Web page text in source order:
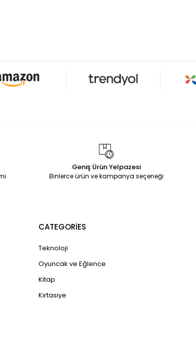
Geniş Ürün Yelpazesi
Binlerce ürün ve kampanya seçeneği
CATEGORİES
Teknoloji
Oyuncak ve Eğlence
Kitap
Kırtasiye